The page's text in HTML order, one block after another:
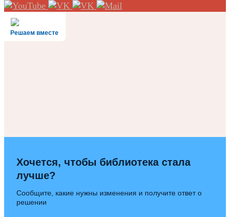
Решаем вместе
Хочется, чтобы библиотека стала
лучше?
Сообщите, какие нужны изменения и получите ответ о
решении